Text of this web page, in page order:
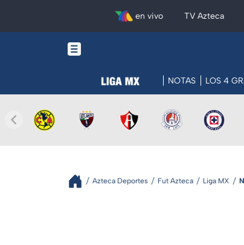
en vivo TV Azteca
NOTAS LOS 4
Azteca Deportes Fut Azteca Liga MX